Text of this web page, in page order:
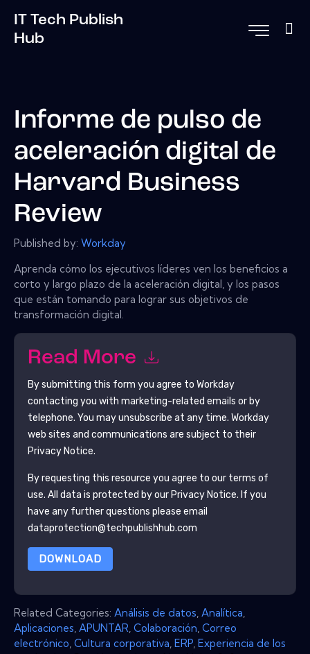
IT Tech Publish
Hub
Informe de pulso de
aceleración digital de
Harvard Business
Review
Published by: Workday
Aprenda cómo los ejecutivos líderes ven los beneficios a
corto y largo plazo de la aceleración digital, y los pasos
que están tomando para lograr sus objetivos de
transformación digital.
Read More
By submitting this form you agree to Workday
contacting you with marketing-related emails or by
telephone. You may unsubscribe at any time. Workday
web sites and communications are subject to their
Privacy Notice.
By requesting this resource you agree to our terms of
use. All data is protected by our Privacy Notice. If you
have any further questions please email
dataprotection@techpublishhub.com
DOWNLOAD
Related Categories: Análisis de datos Analítica
Aplicaciones APUNTAR Colaboración Correo
electrónico Cultura corporativa ERP Experiencia de los